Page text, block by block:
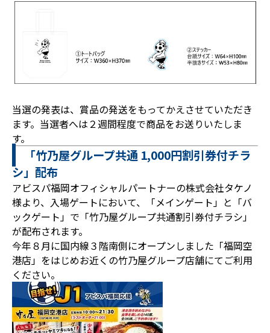
当選の発表は、賞品の発送をもってかえさせていただき
ます。当選者へは２週間程度で商品をお送りいたしま
す。
「竹乃屋グループ共通 1,000円割引券付チラ
シ」配布
アビスパ福岡オフィシャルパートナーの株式会社タケノ
様より、入場ゲートにおいて、「メインゲート」と「バ
ックゲート」で「竹乃屋グループ共通割引券付チラシ」
が配布されます。
今年８月に国内線３階南側にオープンしました「福岡空
港店」をはじめお近くの竹乃屋グループ店舗にてご利用
ください。